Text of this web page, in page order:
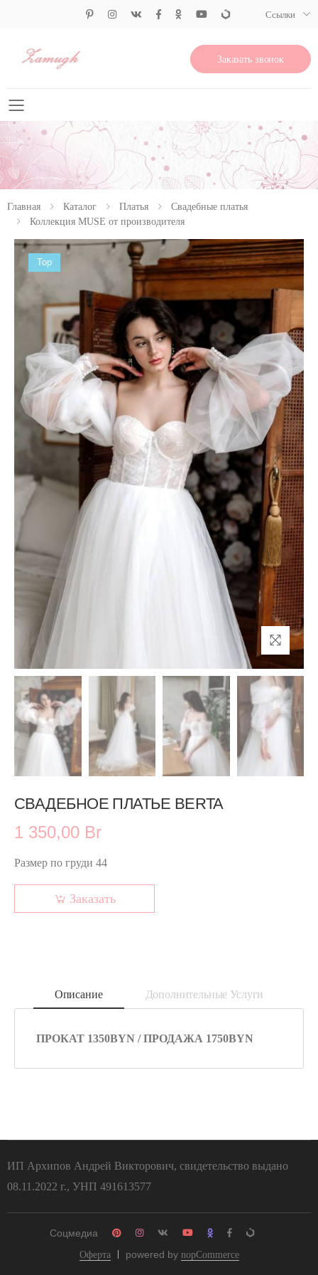
Ссылки
Заказать звонок
Свернуть меню
Главная Каталог Платья
Свадебные платья
Коллекция MUSE от производителя
Top
СВАДЕБНОЕ ПЛАТЬЕ BERTA
1 350,00 Br
Размер по груди 44
Заказать
Описание Дополнительные Услуги
ПРОКАТ 1350BYN / ПРОДАЖА 1750BYN
ИП Архипов Андрей Викторович, свидетельство выдано
08.11.2022 г., УНП 491613577
Оферта powered by nopCommerce
Соцмедиа